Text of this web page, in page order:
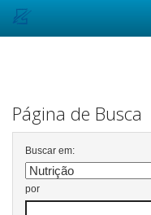
Página de Busca
Buscar em:
por